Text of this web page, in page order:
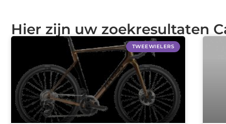
Hier zijn uw zoekresultaten
TWEEWIELERS